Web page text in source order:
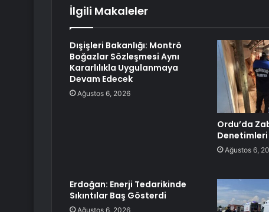
İlgili Makaleler
Dışişleri Bakanlığı: Montrö
Boğazlar Sözleşmesi Aynı
Kararlılıkla Uygulanmaya
Devam Edecek
Ağustos 6, 2026
Ordu’da
Denetimleri
Ağustos 6,
Erdoğan: Enerji Tedarikinde
Sıkıntılar Baş Gösterdi
Ağustos 6, 2026